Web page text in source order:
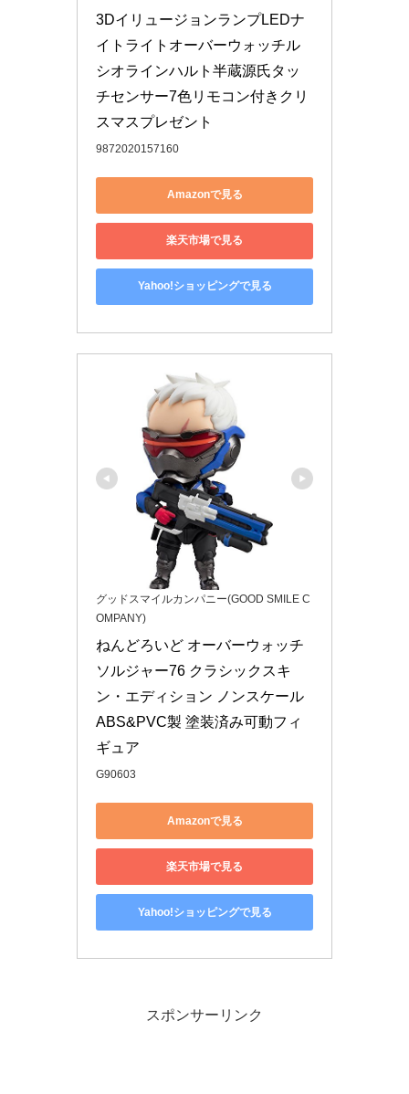
3DイリュージョンランプLEDナ
イトライトオーバーウォッチル
シオラインハルト半蔵源氏タッ
チセンサー7色リモコン付きクリ
スマスプレゼント
9872020157160
Amazonで見る
楽天市場で見る
Yahoo!ショッピングで見る
グッドスマイルカンパニー(GOOD SMILE C
OMPANY)
ねんどろいど オーバーウォッチ
ソルジャー76 クラシックスキ
ン・エディション ノンスケール
ABS&PVC製 塗装済み可動フィ
ギュア
G90603
Amazonで見る
楽天市場で見る
Yahoo!ショッピングで見る
スポンサーリンク